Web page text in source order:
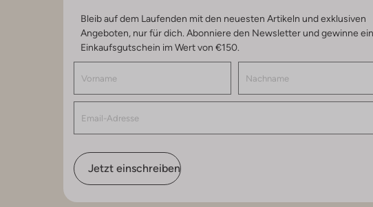
Bleib auf dem Laufenden mit den neuesten Artikeln und exklusiven
Angeboten, nur für dich. Abonniere den Newsletter und gewinne
Einkaufsgutschein im Wert von €150.
Jetzt einschreiben